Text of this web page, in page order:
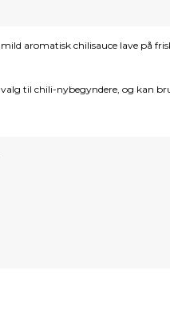
aromatisk chilisauce lave på
valg til chili-nybegyndere, og kan